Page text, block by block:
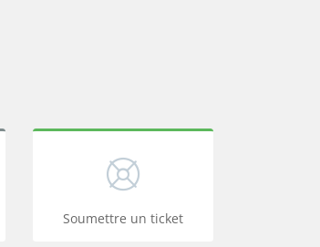
Soumettre un ticket